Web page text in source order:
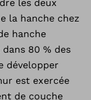
les deux
la hanche chez
hanche
80 % des
développer
est exercée
de couche